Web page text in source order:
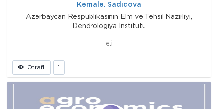
Kəmalə. Sadıqova
Azərbaycan Respublikasının Elm və Təhsil Nazirliyi,
Dendrologiya İnstitutu
e.i
Ətraflı 1